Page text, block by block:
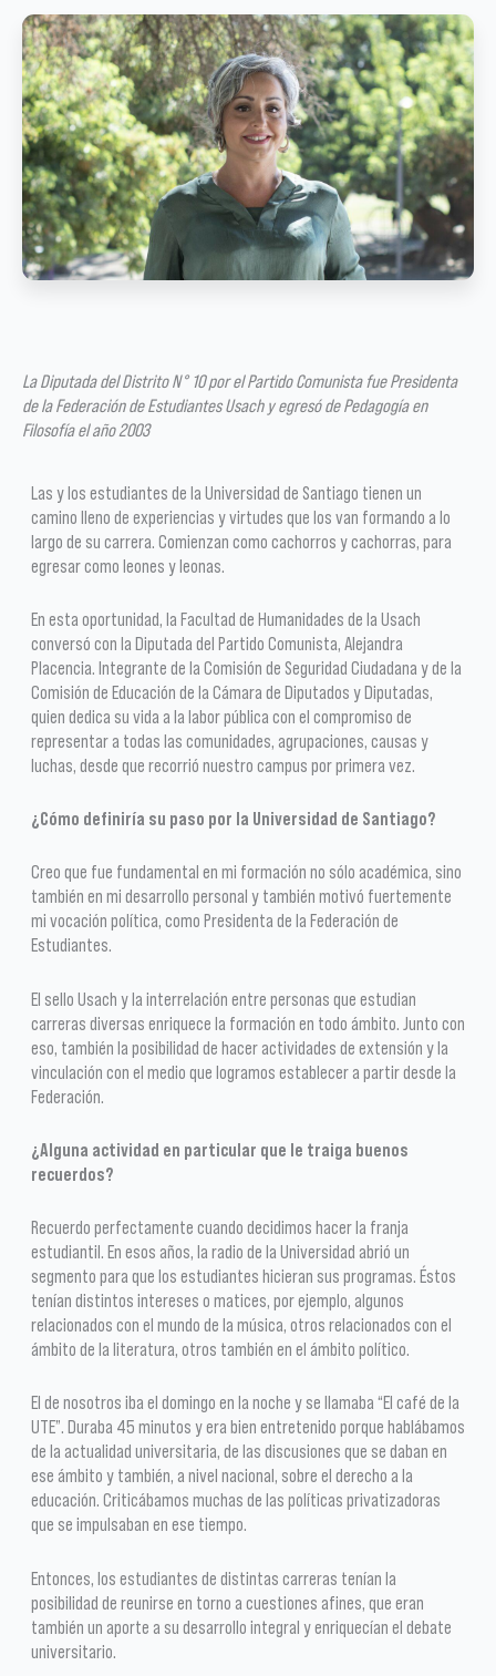
La Diputada del Distrito N° 10 por el Partido Comunista fue Presidenta
de la Federación de Estudiantes Usach y egresó de Pedagogía en
Filosofía el año 2003
Las y los estudiantes de la Universidad de Santiago tienen un
camino lleno de experiencias y virtudes que los van formando a lo
largo de su carrera. Comienzan como cachorros y cachorras, para
egresar como leones y leonas.
En esta oportunidad, la Facultad de Humanidades de la Usach
conversó con la Diputada del Partido Comunista, Alejandra
Placencia. Integrante de la Comisión de Seguridad Ciudadana y de la
Comisión de Educación de la Cámara de Diputados y Diputadas,
quien dedica su vida a la labor pública con el compromiso de
representar a todas las comunidades, agrupaciones, causas y
luchas, desde que recorrió nuestro campus por primera vez.
¿Cómo definiría su paso por la Universidad de Santiago?
Creo que fue fundamental en mi formación no sólo académica, sino
también en mi desarrollo personal y también motivó fuertemente
mi vocación política, como Presidenta de la Federación de
Estudiantes.
El sello Usach y la interrelación entre personas que estudian
carreras diversas enriquece la formación en todo ámbito. Junto con
eso, también la posibilidad de hacer actividades de extensión y la
vinculación con el medio que logramos establecer a partir desde la
Federación.
¿Alguna actividad en particular que le traiga buenos
recuerdos?
Recuerdo perfectamente cuando decidimos hacer la franja
estudiantil. En esos años, la radio de la Universidad abrió un
segmento para que los estudiantes hicieran sus programas. Éstos
tenían distintos intereses o matices, por ejemplo, algunos
relacionados con el mundo de la música, otros relacionados con el
ámbito de la literatura, otros también en el ámbito político.
El de nosotros iba el domingo en la noche y se llamaba “El café de la
UTE”. Duraba 45 minutos y era bien entretenido porque hablábamos
de la actualidad universitaria, de las discusiones que se daban en
ese ámbito y también, a nivel nacional, sobre el derecho a la
educación. Criticábamos muchas de las políticas privatizadoras
que se impulsaban en ese tiempo.
Entonces, los estudiantes de distintas carreras tenían la
posibilidad de reunirse en torno a cuestiones afines, que eran
también un aporte a su desarrollo integral y enriquecían el debate
universitario.